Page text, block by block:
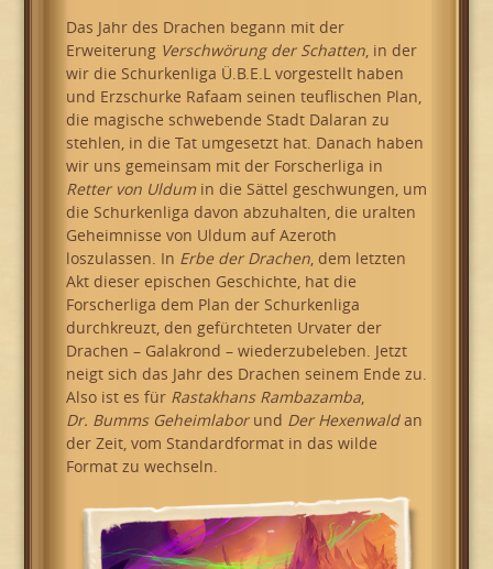
Das Jahr des Drachen begann mit der
Erweiterung Verschwörung der Schatten, in der
wir die Schurkenliga Ü.B.E.L vorgestellt haben
und Erzschurke Rafaam seinen teuflischen Plan,
die magische schwebende Stadt Dalaran zu
stehlen, in die Tat umgesetzt hat. Danach haben
wir uns gemeinsam mit der Forscherliga in
Retter von Uldumin die Sättel geschwungen, um
die Schurkenliga davon abzuhalten, die uralten
Geheimnisse von Uldum auf Azeroth
loszulassen. In Erbe der Drachen, dem letzten
Akt dieser epischen Geschichte, hat die
Forscherliga dem Plan der Schurkenliga
durchkreuzt, den gefürchteten Urvater der
Drachen – Galakrond – wiederzubeleben. Jetzt
neigt sich das Jahr des Drachen seinem Ende zu.
Also ist es für Rastakhans Rambazamba,
Dr. Bumms Geheimlaborund Der Hexenwaldan
der Zeit, vom Standardformat in das wilde
Format zu wechseln.